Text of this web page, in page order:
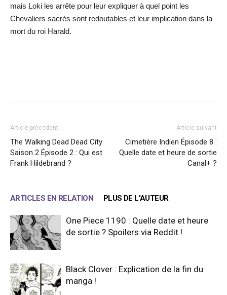
mais Loki les arrête pour leur expliquer à quel point les
Chevaliers sacrés sont redoutables et leur implication dans la
mort du roi Harald.
Article précédent
The Walking Dead Dead City
Saison 2 Épisode 2 : Qui est
Frank Hildebrand ?
Article suivant
Cimetière Indien Épisode 8 :
Quelle date et heure de sortie
Canal+ ?
ARTICLES EN RELATION PLUS DE L'AUTEUR
One Piece 1190 : Quelle date et heure
de sortie ? Spoilers via Reddit !
Black Clover : Explication de la fin du
manga !